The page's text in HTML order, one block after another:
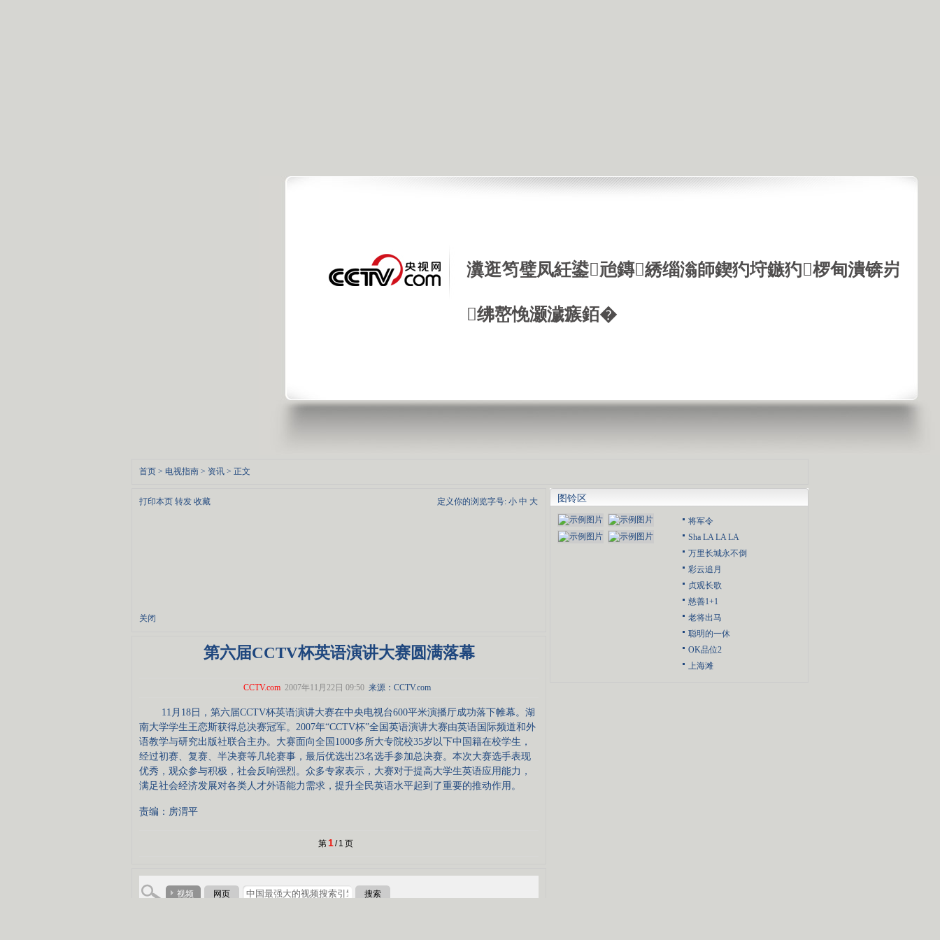
瀵逛笉璧凤紝鍙兘鏄綉缁滃師鍥犳垨鏃犳椤甸潰锛岃
绋嶅悗灏濊瘯銆�
首页 > 电视指南 > 资讯 > 正文
打印本页 转发 收藏
关闭
定义你的浏览字号: 小 中 大
第六届CCTV杯英语演讲大赛圆满落幕
CCTV.com 2007年11月22日 09:50来源： CCTV.com
11月18日，第六届CCTV杯英语演讲大赛在中央电视台600平米演播厅成功落下帷幕。湖
南大学学生王恋斯获得总决赛冠军。2007年“CCTV杯”全国英语演讲大赛由英语国际频道和外
语教学与研究出版社联合主办。大赛面向全国1000多所大专院校35岁以下中国籍在校学生，
经过初赛、复赛、半决赛等几轮赛事，最后优选出23名选手参加总决赛。本次大赛选手表现
优秀，观众参与积极，社会反响强烈。众多专家表示，大赛对于提高大学生英语应用能力，
满足社会经济发展对各类人才外语能力需求，提升全民英语水平起到了重要的推动作用。
责编：房渭平
第 1/ 1 页
视频 网页 搜索
图铃区
将军令
Sha LA LA LA
万里长城永不倒
彩云追月
贞观长歌
慈善1+1
老将出马
聪明的一休
OK品位2
上海滩